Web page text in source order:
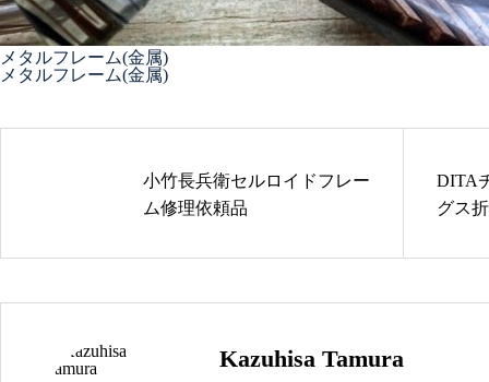
蝶番修理依頼品
メタルフレーム(金属)
メタルフレーム(金属)
小竹長兵衛セルロイドフレー
ム修理依頼品
DITA
グス
Kazuhisa Tamura